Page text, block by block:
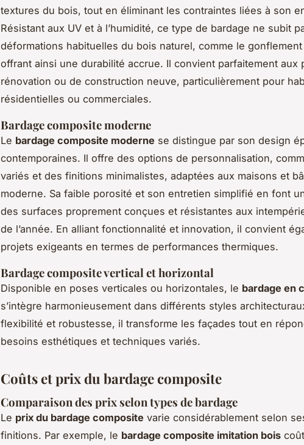
textures du bois, tout en éliminant les contraintes liées à son
Résistant aux UV et à l’humidité, ce type de bardage ne subit
déformations habituelles du bois naturel, comme le
offrant ainsi une durabilité accrue. Il convient parfaitement aux
rénovation ou de construction neuve, particulièrement pour
résidentielles ou commerciales.
Bardage composite moderne
Le bardage composite moderne se distingue par son design
contemporaines. Il offre des options de personnalisation,
variés et des finitions minimalistes, adaptées aux maisons et
moderne. Sa faible porosité et son entretien simplifié en font
des surfaces proprement conçues et résistantes aux
de l’année. En alliant fonctionnalité et innovation, il convient
projets exigeants en termes de performances thermiques.
Bardage composite vertical et horizontal
Disponible en poses verticales ou horizontales, le bardage en
s’intègre harmonieusement dans différents styles
flexibilité et robustesse, il transforme les façades tout en
besoins esthétiques et techniques variés.
Coûts et prix du bardage composite
Comparaison des prix selon types de bardage
Le prix du bardage composite varie considérablement selon
finitions. Par exemple, le bardage composite imitation bois